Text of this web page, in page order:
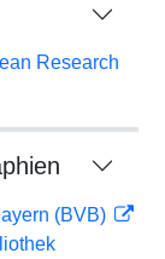
Research
(BVB)